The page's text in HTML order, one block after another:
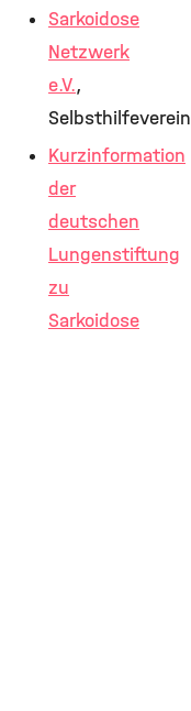
Sarkoidose
Netzwerk
e.V.,
Selbsthilfeverein
Kurzinformation
der
deutschen
Lungenstiftung
zu
Sarkoidose